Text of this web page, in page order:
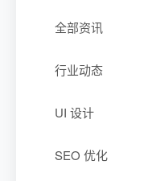
全部资讯
行业动态
UI 设计
SEO 优化